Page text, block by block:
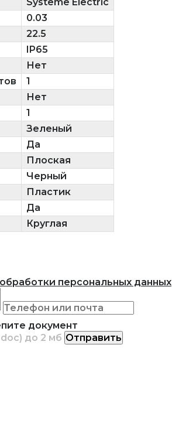
0.03
22.5
IP65
Нет
1
Нет
1
Зеленый
Да
Плоская
Черный
Пластик
Да
Круглая
персональных данных
документ
до 2 мб Отправить